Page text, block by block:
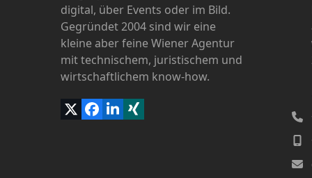
digital, über Events oder im Bild.
Gegründet 2004 sind wir eine
kleine aber feine Wiener Agentur
mit technischem, juristischem und
wirtschaftlichem know-how.
Twitter
Facebook
LinkedIn
Xing